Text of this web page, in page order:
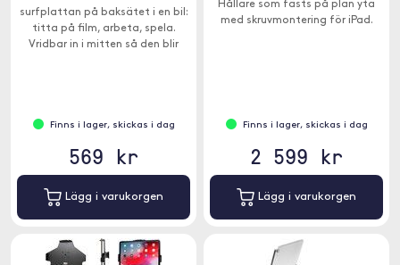
surfplattan på baksätet i en bil:
titta på film, arbeta, spela.
Vridbar in i mitten så den blir
Finns i lager, skickas i dag
569 kr
Lägg i varukorgen
Hållare som fästs på plan yta
med skruvmontering för iPad.
Finns i lager, skickas i dag
2 599 kr
Lägg i varukorgen